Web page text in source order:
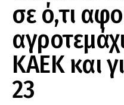
σε ό,τι
ΚΑΕΚ και
23